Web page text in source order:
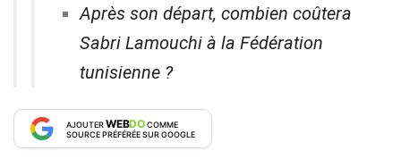
Après son départ, combien coûtera
Sabri Lamouchi à la Fédération
tunisienne ?
AJOUTERWEBDOCOMME
SOURCE PRÉFÉRÉE SUR GOOGLE